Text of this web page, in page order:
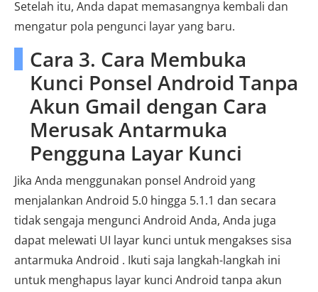
Setelah itu, Anda dapat memasangnya kembali dan
mengatur pola pengunci layar yang baru.
Cara 3. Cara Membuka
Kunci Ponsel Android Tanpa
Akun Gmail dengan Cara
Merusak Antarmuka
Pengguna Layar Kunci
Jika Anda menggunakan ponsel Android yang
menjalankan Android 5.0 hingga 5.1.1 dan secara
tidak sengaja mengunci Android Anda, Anda juga
dapat melewati UI layar kunci untuk mengakses sisa
antarmuka Android . Ikuti saja langkah-langkah ini
untuk menghapus layar kunci Android tanpa akun